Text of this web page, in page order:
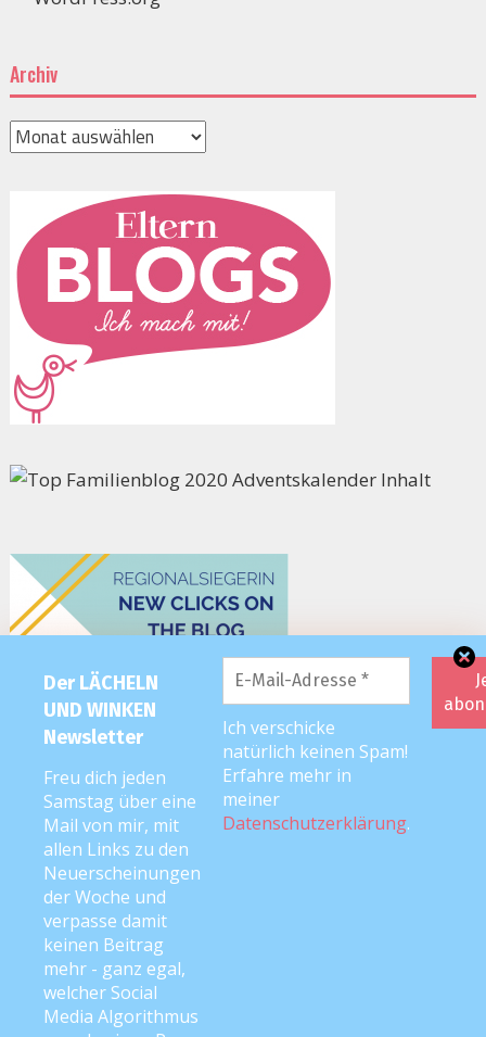
Der LÄCHELN
UND WINKEN
Newsletter
Freu dich jeden
Samstag über eine
Mail von mir, mit
allen Links zu den
Neuerscheinungen
der Woche und
verpasse damit
keinen Beitrag
mehr - ganz egal,
welcher Social
Media Algorithmus
Ich verschicke
natürlich keinen Spam!
Erfahre mehr in
meiner
Datenschutzerklärung.
Archiv
Archiv